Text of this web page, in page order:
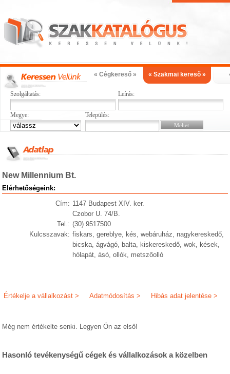
« Cégkereső » « Szakmai kereső »
Szolgáltatás: Leírás:
Megye: Település:
New Millennium Bt.
Elérhetőségeink:
Cím: 1147 Budapest XIV. ker.
Czobor U. 74/B.
Tel.: (30) 9517500
Kulcsszavak: fiskars, gereblye, kés, webáruház, nagykereskedő,
bicska, ágvágó, balta, kiskereskedő, wok, kések,
hólapát, ásó, ollók, metszőolló
Hibás adat jelentése >
Adatmódosítás >
Értékelje a vállalkozást >
Még nem értékelte senki. Legyen Ön az első!
Hasonló tevékenységű cégek és vállalkozások a közelben